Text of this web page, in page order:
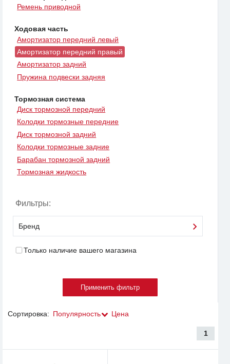
Ремень приводной
Ходовая часть
Амортизатор передний левый
Амортизатор передний правый
Амортизатор задний
Пружина подвески задняя
Тормозная система
Диск тормозной передний
Колодки тормозные передние
Диск тормозной задний
Колодки тормозные задние
Барабан тормозной задний
Тормозная жидкость
Фильтры:
Бренд
Только наличие вашего магазина
Сортировка: Популярность Цена
1